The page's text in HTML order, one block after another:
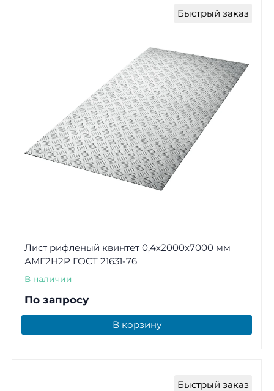
Быстрый заказ
Лист рифленый квинтет 0,4х2000х7000 мм
АМГ2Н2Р ГОСТ 21631-76
В наличии
По запросу
В корзину
Быстрый заказ